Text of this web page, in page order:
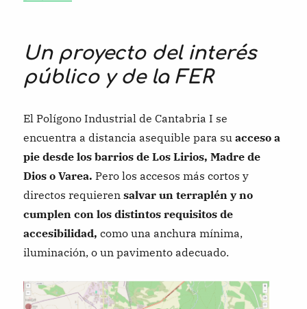
Un proyecto del interés
público y de la FER
El Polígono Industrial de Cantabria I se
encuentra a distancia asequible para suacceso a
pie desde los barrios de Los Lirios, Madre de
Dios o Varea. Pero los accesos más cortos y
directos requierensalvar un terraplén y no
cumplen con los distintos requisitos de
accesibilidad,como una anchura mínima,
iluminación, o un pavimento adecuado.